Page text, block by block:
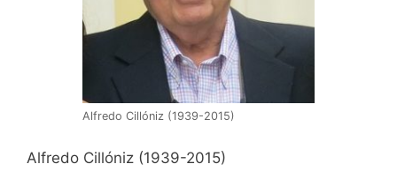
Alfredo Cillóniz (1939-2015)
Alfredo Cillóniz (1939-2015)